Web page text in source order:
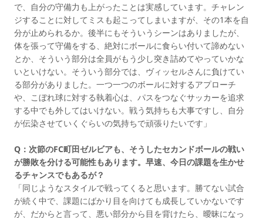
で、自分の守備力も上がったことは実感しています。チャレン
ジすることに対してミスも起こってしまいますが、その1本を自
分が止められるか。後半にもそういうシーンはありましたが、
体を張って守備をする、絶対にボールに食らい付いて諦めない
とか、そういう部分は全員がもう少し突き詰めてやっていかな
いといけない。そういう部分では、ヴィッセルさんに負けてい
る部分がありました。一つ一つのボールに対するアプローチ
や、こぼれ球に対する執着心は、パスをつなぐサッカーを追求
する中でも外してはいけない。戦う気持ちも大事ですし、自分
が伝染させていくぐらいの気持ちで頑張りたいです」
Q：次節のFC町田ゼルビアも、そうしたセカンドボールの戦い
が勝敗を分ける可能性もあります。早速、今日の課題を生かせ
るチャンスでもあるが？
「同じようなスタイルで戦ってくると思います。勝てない試合
が続く中で、課題にばかり目を向けても成長していかないです
が、だからと言って、悪い部分から目を背けたら、曖昧になっ